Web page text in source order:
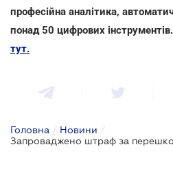
професійна аналітика,
понад 50 цифрових інструментів.
тут.
Головна / Новини /